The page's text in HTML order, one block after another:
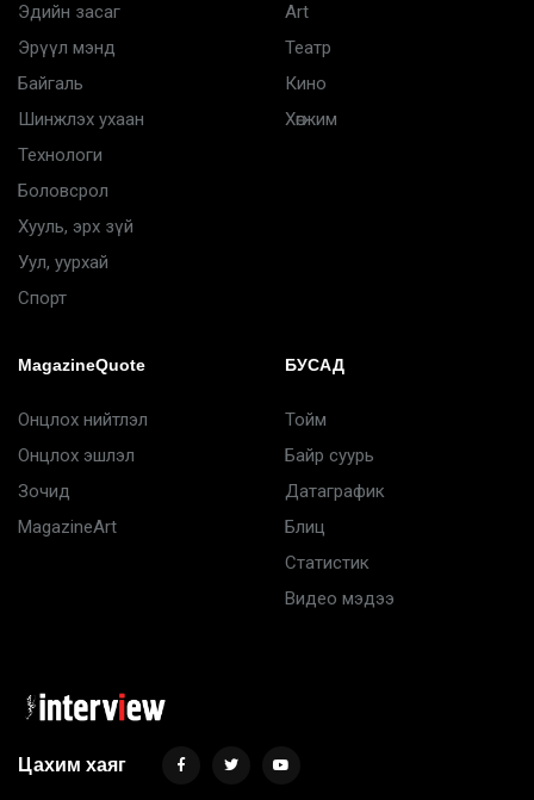
Эдийн засаг
Эрүүл мэнд
Байгаль
Шинжлэх ухаан
Технологи
Боловсрол
Хууль, эрх зүй
Уул, уурхай
Спорт
Art
Театр
Кино
Хөгжим
MagazineQuote
Онцлох нийтлэл
Онцлох эшлэл
Зочид
MagazineArt
БУСАД
Тойм
Байр суурь
Датаграфик
Блиц
Статистик
Видео мэдээ
Цахим хаяг